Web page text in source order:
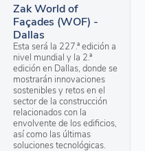
Zak World of
Façades (WOF) -
Dallas
Esta será la 227.ª edición a
nivel mundial y la 2.ª
edición en Dallas, donde se
mostrarán innovaciones
sostenibles y retos en el
sector de la construcción
relacionados con la
envolvente de los edificios,
así como las últimas
soluciones tecnológicas.